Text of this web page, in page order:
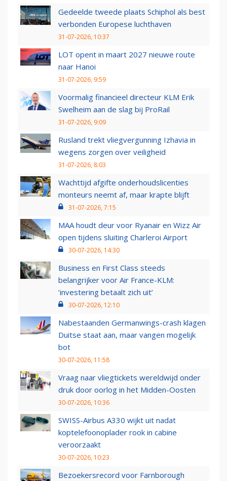
Gedeelde tweede plaats Schiphol als best
verbonden Europese luchthaven
31-07-2026, 10:37
LOT opent in maart 2027 nieuwe route
naar Hanoi
31-07-2026, 9:59
Voormalig financieel directeur KLM Erik
Swelheim aan de slag bij ProRail
31-07-2026, 9:09
Rusland trekt vliegvergunning Izhavia in
wegens zorgen over veiligheid
31-07-2026, 8:03
Wachttijd afgifte onderhoudslicenties
monteurs neemt af, maar krapte blijft
31-07-2026, 7:15
MAA houdt deur voor Ryanair en Wizz Air
open tijdens sluiting Charleroi Airport
30-07-2026, 14:30
Business en First Class steeds
belangrijker voor Air France-KLM:
‘investering betaalt zich uit’
30-07-2026, 12:10
Nabestaanden Germanwings-crash klagen
Duitse staat aan, maar vangen mogelijk
bot
30-07-2026, 11:58
Vraag naar vliegtickets wereldwijd onder
druk door oorlog in het Midden-Oosten
30-07-2026, 10:36
SWISS-Airbus A330 wijkt uit nadat
koptelefoonoplader rook in cabine
veroorzaakt
30-07-2026, 10:23
Bezoekersrecord voor Farnborough